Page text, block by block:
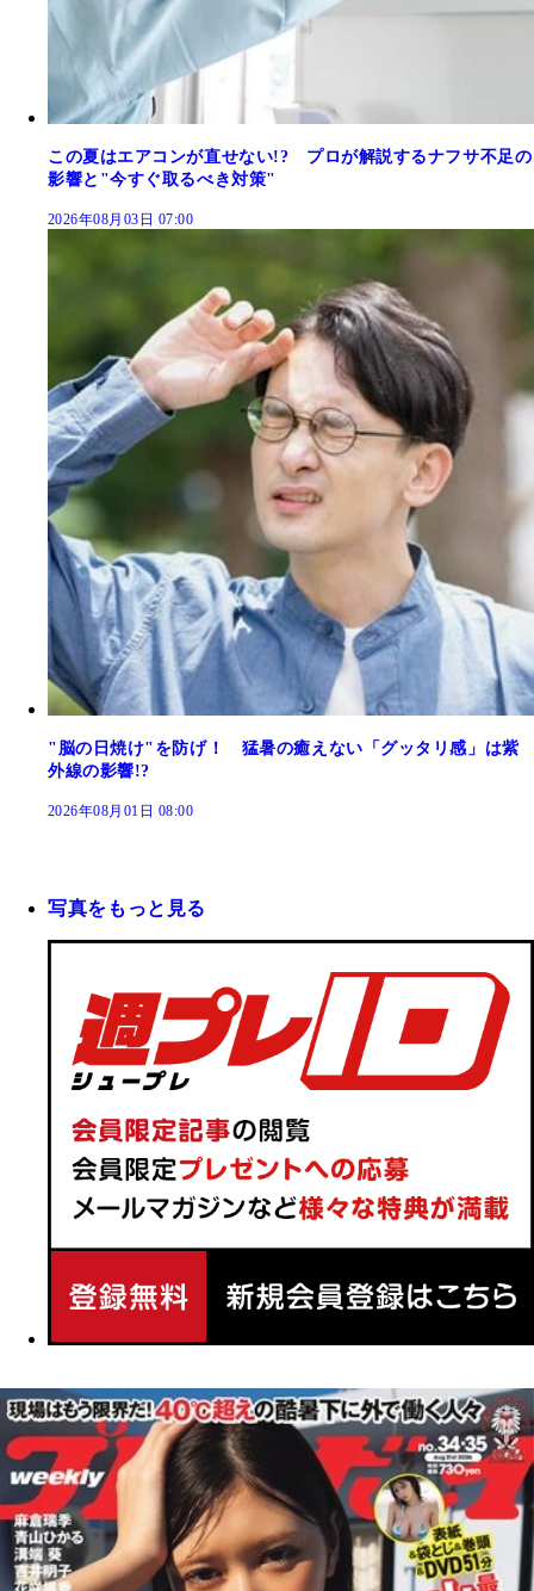
この夏はエアコンが直せない!? プロが解説するナフサ不足の
影響と"今すぐ取るべき対策"
2026年08月03日 07:00
"脳の日焼け"を防げ！ 猛暑の癒えない「グッタリ感」は紫
外線の影響!?
2026年08月01日 08:00
写真をもっと見る